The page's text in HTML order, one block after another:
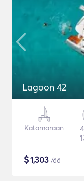
Lagoon 42
Katamaraan
$1,303 /öö